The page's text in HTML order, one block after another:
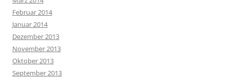
Februar 2014
Januar 2014
Dezember 2013
November 2013
Oktober 2013
September 2013